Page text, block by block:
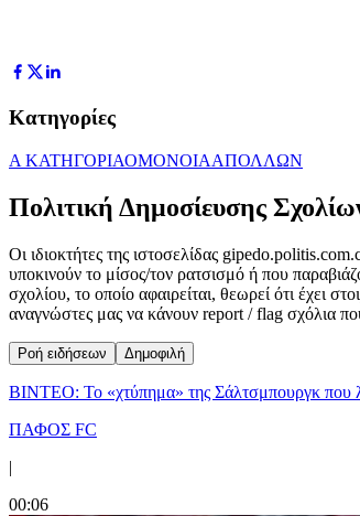
Κατηγορίες
Α ΚΑΤΗΓΟΡΙΑΟΜΟΝΟΙΑΑΠΟΛΛΩΝ
Πολιτική Δημοσίευσης
Οι ιδιοκτήτες της ιστοσελίδας
υποκινούν το μίσος/τον ρατσισμό ή που
σχολίου, το οποίο αφαιρείται, θεωρεί ότι έχει
αναγνώστες μας να κάνουν report / flag σχόλια
Ροή ειδήσεων Δημοφιλή
ΒΙΝΤΕΟ: Το «χτύπημα» της Σάλτσμπουργκ που
ΠΑΦΟΣ FC
|
00:06